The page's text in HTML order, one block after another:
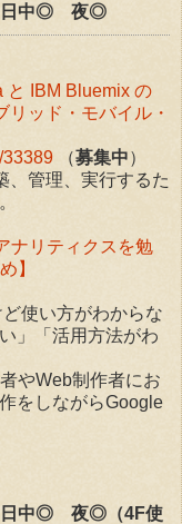
日中◎ 夜◎
と IBM Bluemix の
ッド・モバイル・
33389 （募集中）
、管理、実行するた
ナリティクスを勉
】
使い方がわからな
」「活用方法がわ
やWeb制作者にお
をしながらGoogle
日中◎ 夜◎（4F使